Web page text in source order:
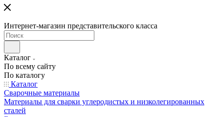
Интернет-магазин представительского класса
Каталог
По всему сайту
По каталогу
Каталог
Сварочные материалы
Материалы для сварки углеродистых и низколегированных
сталей